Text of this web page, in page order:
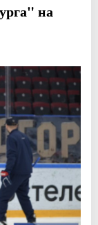
на